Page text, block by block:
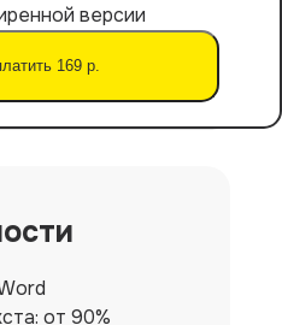
версии
169 р.
от 90%